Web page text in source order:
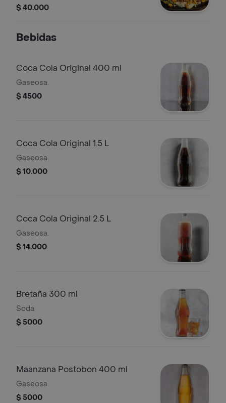
salchicha ranchera
$ 40.000
Bebidas
Coca Cola Original 400 ml
Gaseosa.
$ 4500
Coca Cola Original 1.5 L
Gaseosa.
$ 10.000
Coca Cola Original 2.5 L
Gaseosa.
$ 14.000
Bretaña 300 ml
Soda
$ 5000
Maanzana Postobon 400 ml
Gaseosa.
$ 5000